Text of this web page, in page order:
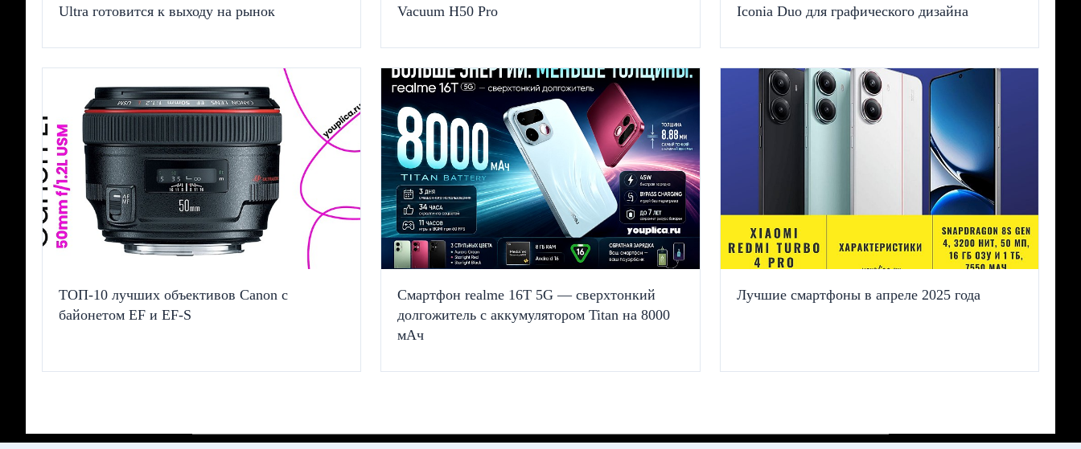
Ultra готовится к выходу на рынок
Vacuum H50 Pro
Iconia Duo для графического дизайна
ТОП-10 лучших объективов Canon с
байонетом EF и EF-S
Смартфон realme 16T 5G — сверхтонкий
долгожитель с аккумулятором Titan на 8000
мАч
Лучшие смартфоны в апреле 2025 года